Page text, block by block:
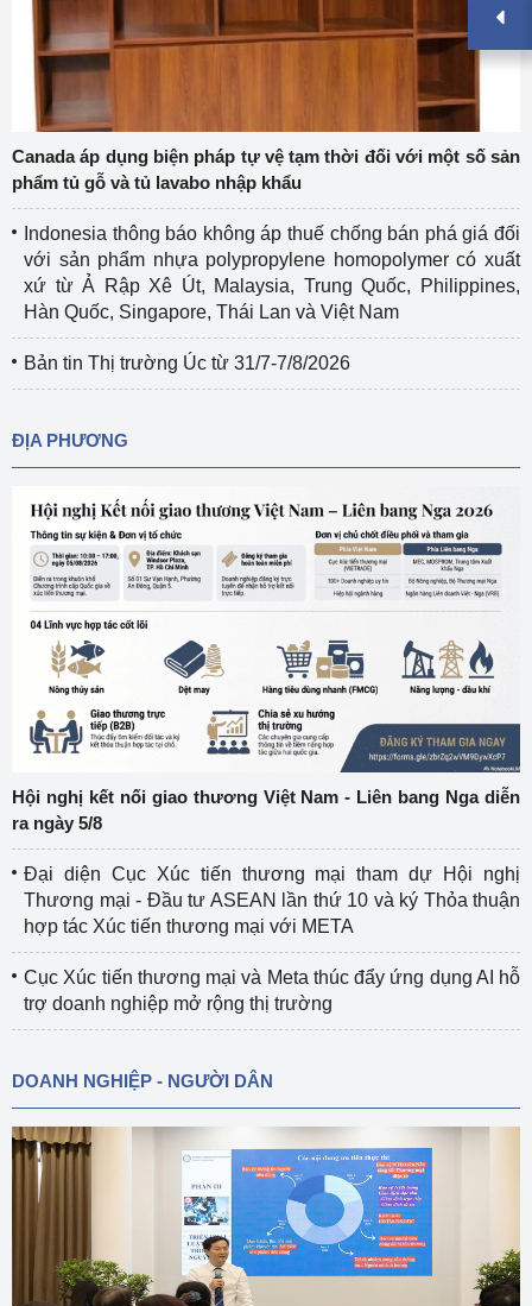
Canada áp dụng biện pháp tự vệ tạm thời đối với một số sản
phẩm tủ gỗ và tủ lavabo nhập khẩu
Indonesia thông báo không áp thuế chống bán phá giá đối
với sản phẩm nhựa polypropylene homopolymer có xuất
xứ từ Ả Rập Xê Út, Malaysia, Trung Quốc, Philippines,
Hàn Quốc, Singapore, Thái Lan và Việt Nam
Bản tin Thị trường Úc từ 31/7-7/8/2026
ĐỊA PHƯƠNG
Hội nghị kết nối giao thương Việt Nam - Liên bang Nga diễn
ra ngày 5/8
Đại diện Cục Xúc tiến thương mại tham dự Hội nghị
Thương mại - Đầu tư ASEAN lần thứ 10 và ký Thỏa thuận
hợp tác Xúc tiến thương mại với META
Cục Xúc tiến thương mại và Meta thúc đẩy ứng dụng AI hỗ
trợ doanh nghiệp mở rộng thị trường
DOANH NGHIỆP - NGƯỜI DÂN